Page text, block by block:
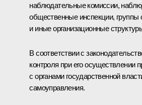
наблюдательные комиссии,
общественные инспекции, группы
и иные организационные
В соответствии с
контроля при его осуществлении
с органами государственной
самоуправления.